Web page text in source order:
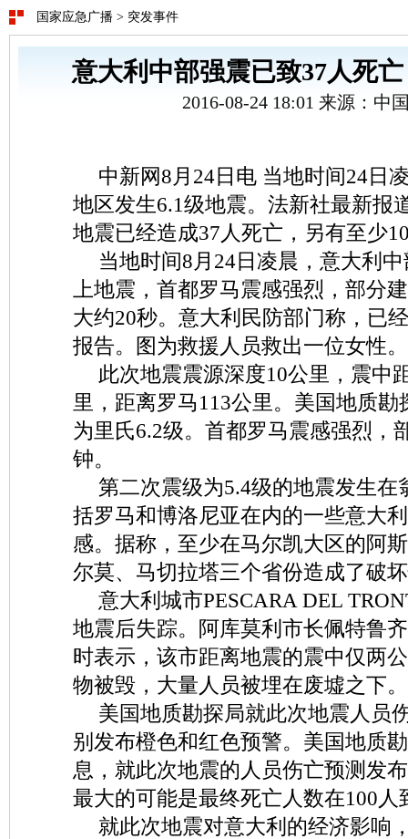
国家应急广播 > 突发事件
意大利中部强震已致37人死
2016-08-24 18:01 来源：中
中新网8月24日电 当地时间24日
地区发生6.1级地震。法新社最新报
地震已经造成37人死亡，另有至少
当地时间8月24日凌晨，意大利
上地震，首都罗马震感强烈，部分
大约20秒。意大利民防部门称，已
报告。图为救援人员救出一位女性。
此次地震震源深度10公里，震中
里，距离罗马113公里。美国地质
为里氏6.2级。首都罗马震感强烈，
钟。
第二次震级为5.4级的地震发生在
括罗马和博洛尼亚在内的一些意大
感。据称，至少在马尔凯大区的阿
尔莫、马切拉塔三个省份造成了破
意大利城市PESCARA DEL
地震后失踪。阿库莫利市长佩特鲁
时表示，该市距离地震的震中仅两
物被毁，大量人员被埋在废墟之下。
美国地质勘探局就此次地震人员
别发布橙色和红色预警。美国地质
息，就此次地震的人员伤亡预测发
最大的可能是最终死亡人数在100人
就此次地震对意大利的经济影响